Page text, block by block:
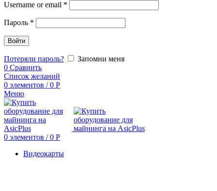
Username or email *
Пароль *
Войти
Потеряли пароль?
Запомни меня
0 Сравнить
Список желаний
0 элементов / 0 Р
Меню
0 элементов / 0 Р
Видеокарты